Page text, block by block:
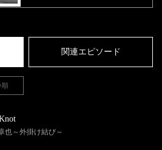
関連エピソード
順
也～外掛け結び～